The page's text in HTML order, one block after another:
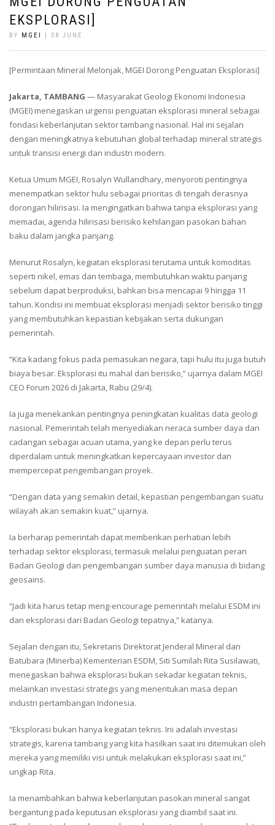
EKSPLORASI]
BY MGEI | 08 JUNE
[Permintaan Mineral Melonjak, MGEI Dorong Penguatan Eksplorasi]
Jakarta, TAMBANG — Masyarakat Geologi Ekonomi Indonesia
(MGEI) menegaskan urgensi penguatan eksplorasi mineral sebagai
fondasi keberlanjutan sektor tambang nasional. Hal ini sejalan
dengan meningkatnya kebutuhan global terhadap mineral strategis
untuk transisi energi dan industri modern.
Ketua Umum MGEI, Rosalyn Wullandhary, menyoroti pentingnya
menempatkan sektor hulu sebagai prioritas di tengah derasnya
dorongan hilirisasi. Ia mengingatkan bahwa tanpa eksplorasi yang
memadai, agenda hilirisasi berisiko kehilangan pasokan bahan
baku dalam jangka panjang.
Menurut Rosalyn, kegiatan eksplorasi terutama untuk komoditas
seperti nikel, emas dan tembaga, membutuhkan waktu panjang
sebelum dapat berproduksi, bahkan bisa mencapai 9 hingga 11
tahun. Kondisi ini membuat eksplorasi menjadi sektor berisiko tinggi
yang membutuhkan kepastian kebijakan serta dukungan
pemerintah.
“Kita kadang fokus pada pemasukan negara, tapi hulu itu juga butuh
biaya besar. Eksplorasi itu mahal dan berisiko,” ujarnya dalam MGEI
CEO Forum 2026 di Jakarta, Rabu (29/4).
Ia juga menekankan pentingnya peningkatan kualitas data geologi
nasional. Pemerintah telah menyediakan neraca sumber daya dan
cadangan sebagai acuan utama, yang ke depan perlu terus
diperdalam untuk meningkatkan kepercayaan investor dan
mempercepat pengembangan proyek.
“Dengan data yang semakin detail, kepastian pengembangan suatu
wilayah akan semakin kuat,” ujarnya.
Ia berharap pemerintah dapat memberikan perhatian lebih
terhadap sektor eksplorasi, termasuk melalui penguatan peran
Badan Geologi dan pengembangan sumber daya manusia di bidang
geosains.
“Jadi kita harus tetap meng-encourage pemerintah melalui ESDM ini
dan eksplorasi dari Badan Geologi tepatnya,” katanya.
Sejalan dengan itu, Sekretaris Direktorat Jenderal Mineral dan
Batubara (Minerba) Kementerian ESDM, Siti Sumilah Rita Susilawati,
menegaskan bahwa eksplorasi bukan sekadar kegiatan teknis,
melainkan investasi strategis yang menentukan masa depan
industri pertambangan Indonesia.
“Eksplorasi bukan hanya kegiatan teknis. Ini adalah investasi
strategis, karena tambang yang kita hasilkan saat ini ditemukan oleh
mereka yang memiliki visi untuk melakukan eksplorasi saat ini,”
ungkap Rita.
Ia menambahkan bahwa keberlanjutan pasokan mineral sangat
bergantung pada keputusan eksplorasi yang diambil saat ini.